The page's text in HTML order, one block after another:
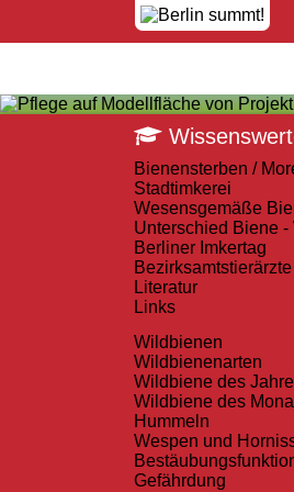
Bienensterben /
Stadtimkerei
Wesensgemäße
Unterschied Biene
Berliner Imkertag
Bezirksamtstierärzte
Literatur
Links
Wildbienen
Wildbienenarten
Wildbiene des
Wildbiene des
Hummeln
Wespen und
Gefährdung